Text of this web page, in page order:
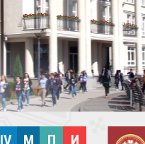
IV M П И